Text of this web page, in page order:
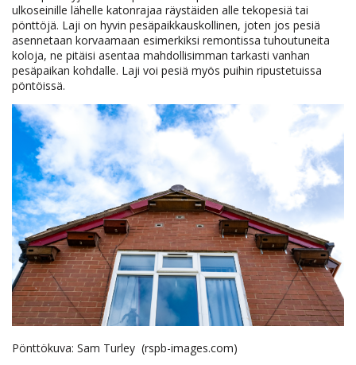
ulkoseinille lähelle katonrajaa räystäiden alle tekopesiä tai
pönttöjä. Laji on hyvin pesäpaikkauskollinen, joten jos pesiä
asennetaan korvaamaan esimerkiksi remontissa tuhoutuneita
koloja, ne pitäisi asentaa mahdollisimman tarkasti vanhan
pesäpaikan kohdalle. Laji voi pesiä myös puihin ripustetuissa
pöntöissä.
Pönttökuva: Sam Turley (rspb-images.com)